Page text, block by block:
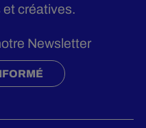
créatives.
Newsletter